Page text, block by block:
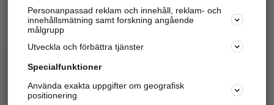
Hitta telefonnummer, adresser, företagsinfo mm.
Marknadsför företaget
Kom igång och annonsera mot
Personanpassad reklam och innehåll, reklam- och
innehållsmätning samt forskning angående
målgrupp
Utveckla och förbättra tjänster
Specialfunktioner
Använda exakta uppgifter om geografisk
positionering